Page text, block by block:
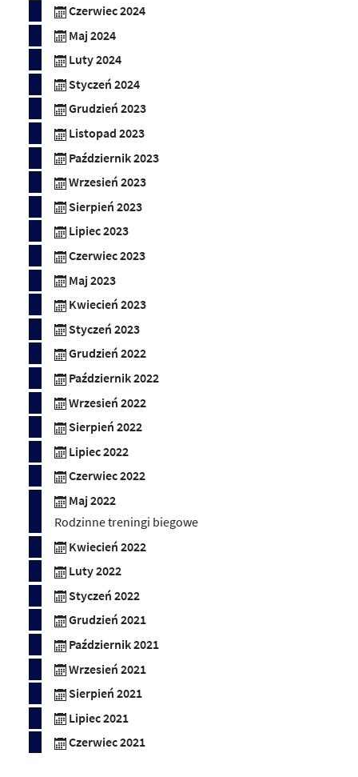
Czerwiec 2024
Maj 2024
Luty 2024
Styczeń 2024
Grudzień 2023
Listopad 2023
Październik 2023
Wrzesień 2023
Sierpień 2023
Lipiec 2023
Czerwiec 2023
Maj 2023
Kwiecień 2023
Styczeń 2023
Grudzień 2022
Październik 2022
Wrzesień 2022
Sierpień 2022
Lipiec 2022
Czerwiec 2022
Maj 2022
Rodzinne treningi biegowe
Kwiecień 2022
Luty 2022
Styczeń 2022
Grudzień 2021
Październik 2021
Wrzesień 2021
Sierpień 2021
Lipiec 2021
Czerwiec 2021